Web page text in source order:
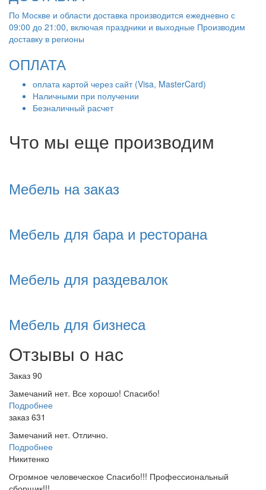
По Москве и области доставка производится ежедневно с
09:00 до 21:00, включая праздники и выходные Производим
доставку в регионы
ОПЛАТА
оплата картой через сайт (Visa, MasterCard)
Наличными при получении
Безналичный расчет
Что мы еще производим
Мебель на заказ
Мебель для бара и ресторана
Мебель для раздевалок
Мебель для бизнеса
Отзывы о нас
Заказ 90
Замечаний нет. Все хорошо! Спасибо!
Подробнее
заказ 631
Замечаний нет. Отлично.
Подробнее
Никитенко
Огромное человеческое Спасибо!!! Профессиональный